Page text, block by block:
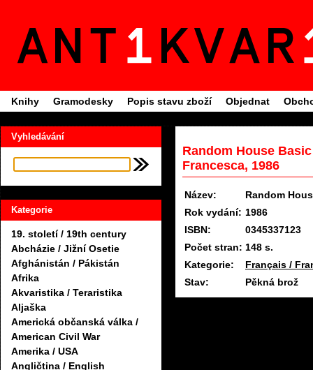
Knihy Gramodesky Popis stavu zboží Objednat
Vyhledávání
Kategorie
19. století / 19th century
Abcházie / Jižní Osetie
Afghánistán / Pákistán
Afrika
Akvaristika / Teraristika
Aljaška
Americká občanská válka /
American Civil War
Amerika / USA
Angličtina / English
Random House
Francesca, 1986
Název:
Random
Rok vydání: 1986
ISBN:
0345337123
Počet stran: 148 s.
Kategorie:
Français /
Stav:
Pěkná brož